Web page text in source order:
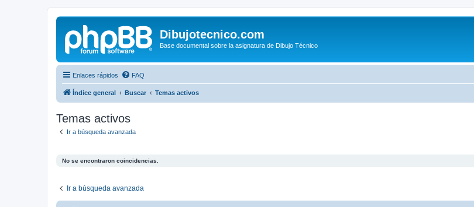
Dibujotecnico.com
Base documental sobre la asignatura de Dibujo Técnico
Enlaces rápidos FAQ
Índice general Buscar Temas activos
Temas activos
Ir a búsqueda avanzada
No se encontraron coincidencias.
Ir a búsqueda avanzada